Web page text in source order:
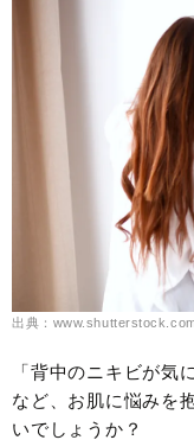
出典：
「背中のニキビが
など、お肌に悩みを
いでしょうか？